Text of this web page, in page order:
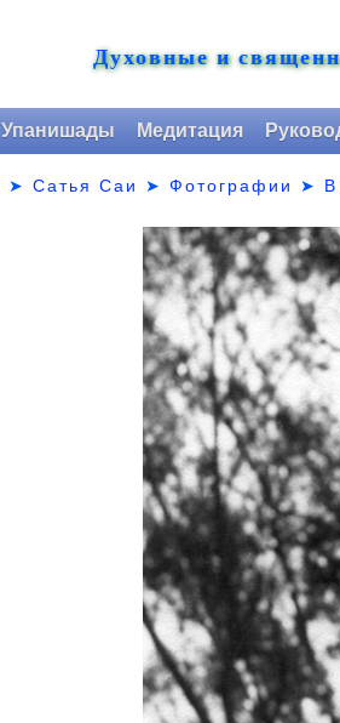
Духовные и
Упанишады Медитация
➤Сатья Саи ➤Фотографии ➤